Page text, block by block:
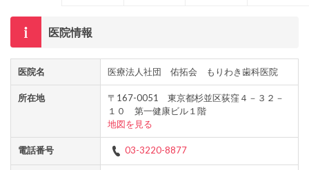
医院情報
医院名 医療法人社団 佑拓会 もりわき歯科医院
所在地
〒167-0051 東京都杉並区荻窪４－３２－
１０ 第一健康ビル１階
地図を見る
電話番号 03-3220-8877